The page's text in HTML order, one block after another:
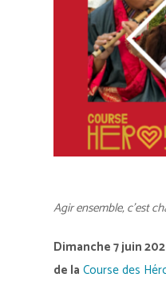
Agir ensemble, c’est
Dimanche 7 juin
de la Course des